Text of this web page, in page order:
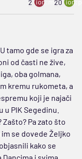
2 20
tamo gde se igra za
od časti ne žive,
oba golmana,
kremu rukometa, a
koji je najači
PIK Segedinu.
Pa zato što
se dovede Željko
kako se